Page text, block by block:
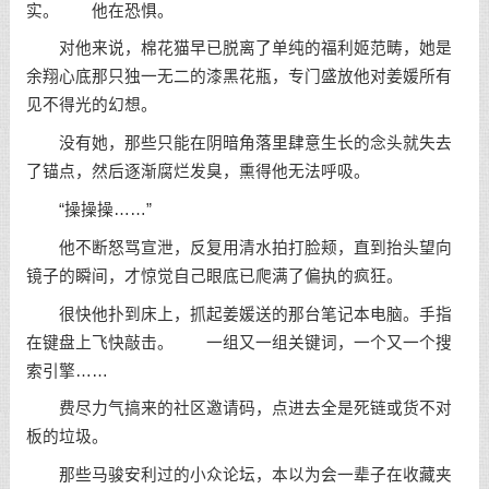
实。 他在恐惧。
对他来说，棉花猫早已脱离了单纯的福利姬范畴，她是
余翔心底那只独一无二的漆黑花瓶，专门盛放他对姜媛所有
见不得光的幻想。
没有她，那些只能在阴暗角落里肆意生长的念头就失去
了锚点，然后逐渐腐烂发臭，熏得他无法呼吸。
“操操操……”
他不断怒骂宣泄，反复用清水拍打脸颊，直到抬头望向
镜子的瞬间，才惊觉自己眼底已爬满了偏执的疯狂。
很快他扑到床上，抓起姜媛送的那台笔记本电脑。手指
在键盘上飞快敲击。 一组又一组关键词，一个又一个搜
索引擎……
费尽力气搞来的社区邀请码，点进去全是死链或货不对
板的垃圾。
那些马骏安利过的小众论坛，本以为会一辈子在收藏夹